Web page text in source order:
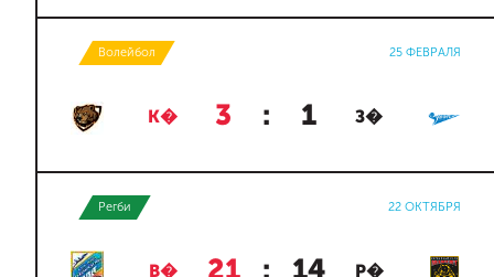
Волейбол 25 ФЕВРАЛЯ
К� 3 : 1 З�
Регби 22 ОКТЯБРЯ
В� 21 : 14 Р�